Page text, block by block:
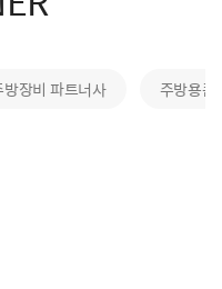
방장비 파트너사 주방용품